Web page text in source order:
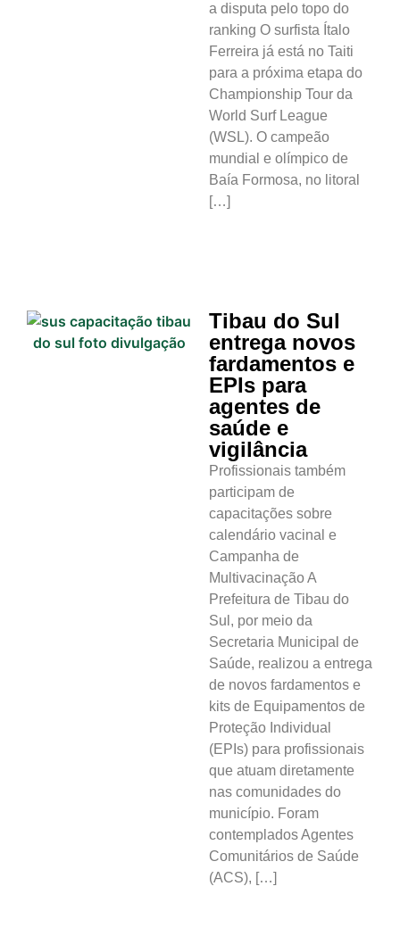
a disputa pelo topo do
ranking O surfista Ítalo
Ferreira já está no Taiti
para a próxima etapa do
Championship Tour da
World Surf League
(WSL). O campeão
mundial e olímpico de
Baía Formosa, no litoral
[…]
Tibau do Sul
entrega novos
fardamentos e
EPIs para
agentes de
saúde e
vigilância
Profissionais também
participam de
capacitações sobre
calendário vacinal e
Campanha de
Multivacinação A
Prefeitura de Tibau do
Sul, por meio da
Secretaria Municipal de
Saúde, realizou a entrega
de novos fardamentos e
kits de Equipamentos de
Proteção Individual
(EPIs) para profissionais
que atuam diretamente
nas comunidades do
município. Foram
contemplados Agentes
Comunitários de Saúde
(ACS), […]